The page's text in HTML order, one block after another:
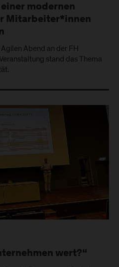
modernen
Mitarbeiter*innen
Abend an der FH
stand das Thema
wert?“